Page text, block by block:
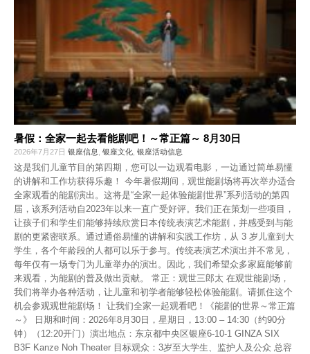
暑假：全家一起去看能剧吧！～常正篇～ 8月30日
2026年7月27日 银座信息 银座文化 银座活动信息
这是我们儿童节目的第四期，您可以一边观看电影，一边通过简单易懂
的讲解和工作坊获得乐趣！ 今年暑假期间，观世能剧场将再次举办适合
全家观看的能剧演出。这将是“全家一起体验能剧世界”系列活动的第四
届，该系列活动自2023年以来一直广受好评。我们正在策划一些项目，
让孩子们和学生们能够持续欣赏日本传统表演艺术能剧，并感受到与能
剧的更紧密联系。通过通俗易懂的讲解和实践工作坊，从 3 岁儿童到大
学生，各个年龄段的人都可以乐于参与。传统表演艺术演出并不常见，
每年仅有一场专门为儿童举办的演出。因此，我们希望众多家庭能够前
来观看，为能剧的普及做出贡献。 常正：观世三郎太 在观世能剧场，
我们将举办各种活动，让儿童和初学者能够轻松体验能剧。请抓住这个
机会参观观世能剧场！ 让我们全家一起观看吧！《能剧的世界～常正篇
～》 日期和时间：2026年8月30日，星期日，13:00 – 14:30（约90分
钟）（12:20开门）演出地点：东京都中央区银座6-10-1 GINZA SIX
B3F Kanze Noh Theater 目标观众：3岁至大学生、监护人及公众 总容